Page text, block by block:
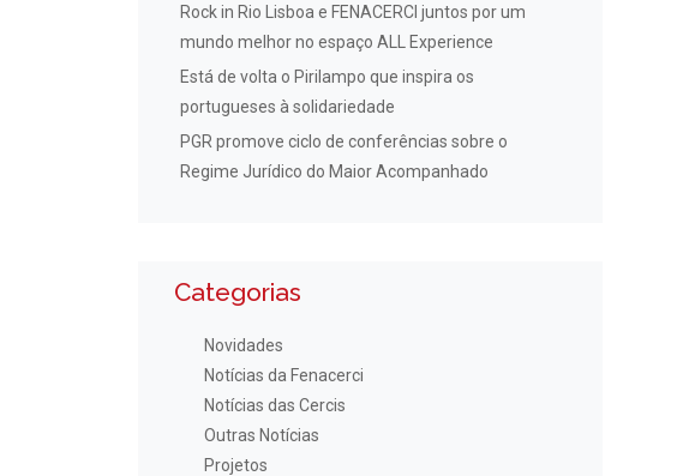
Rock in Rio Lisboa e FENACERCI juntos por um
mundo melhor no espaço ALL Experience
Está de volta o Pirilampo que inspira os
portugueses à solidariedade
PGR promove ciclo de conferências sobre o
Regime Jurídico do Maior Acompanhado
Categorias
Novidades
Notícias da Fenacerci
Notícias das Cercis
Outras Notícias
Projetos